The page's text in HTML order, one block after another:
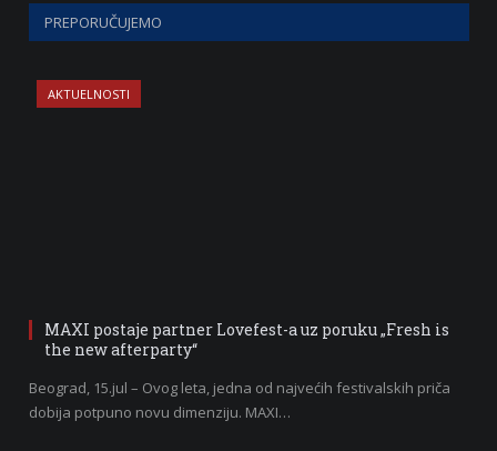
PREPORUČUJEMO
AKTUELNOSTI
MAXI postaje partner Lovefest-a uz poruku „Fresh is
the new afterparty“
Beograd, 15.jul – Ovog leta, jedna od najvećih festivalskih priča
dobija potpuno novu dimenziju. MAXI…